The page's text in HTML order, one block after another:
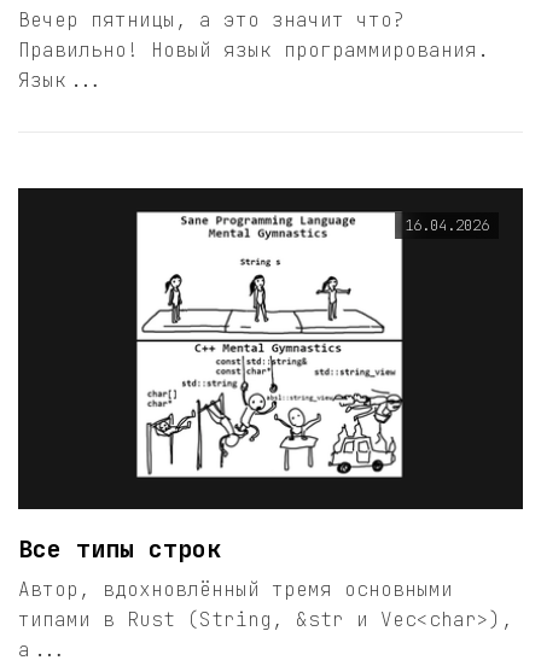
Вечер пятницы, а это значит что?
Правильно! Новый язык программирования.
Язык...
16.04.2026
Все типы строк
Автор, вдохновлённый тремя основными
типами в Rust (String, &str и Vec<char>),
а...